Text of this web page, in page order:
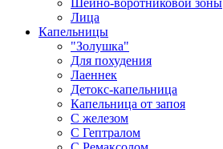
Шейно-воротниковой зоны
Лица
Капельницы
"Золушка"
Для похудения
Лаеннек
Детокс-капельница
Капельница от запоя
С железом
С Гептралом